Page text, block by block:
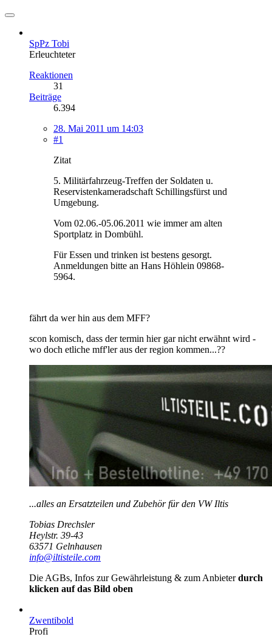
SpPz Tobi
Erleuchteter
Reaktionen
31
Beiträge
6.394
28. Mai 2011 um 14:03
#1
Zitat
5. Militärfahrzeug-Treffen der Soldaten u.
Reservistenkameradschaft Schillingsfürst und
Umgebung.
Vom 02.06.-05.06.2011 wie immer am alten
Sportplatz in Dombühl.
Für Essen und trinken ist bestens gesorgt.
Anmeldungen bitte an Hans Höhlein 09868-
5964.
fährt da wer hin aus dem MFF?
scon komisch, dass der termin hier gar nicht erwähnt wird -
wo doch etliche mff'ler aus der region kommen...??
...alles an Ersatzteilen und Zubehör für den VW Iltis
Tobias Drechsler
Heylstr. 39-43
63571 Gelnhausen
info@iltisteile.com
Die AGBs, Infos zur Gewährleistung & zum Anbieterdurch
klicken auf das Bild oben
Zwentibold
Profi